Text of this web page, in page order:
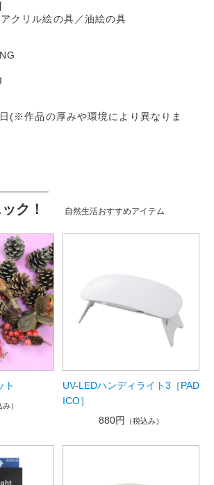
クリル絵の具／油絵の具
(※作品の厚みや環境により異なりま
ク！ 自然生活おすすめアイテム
ト
み）
UV-LEDハンディライト3［PAD
ICO］
880円
（税込み）